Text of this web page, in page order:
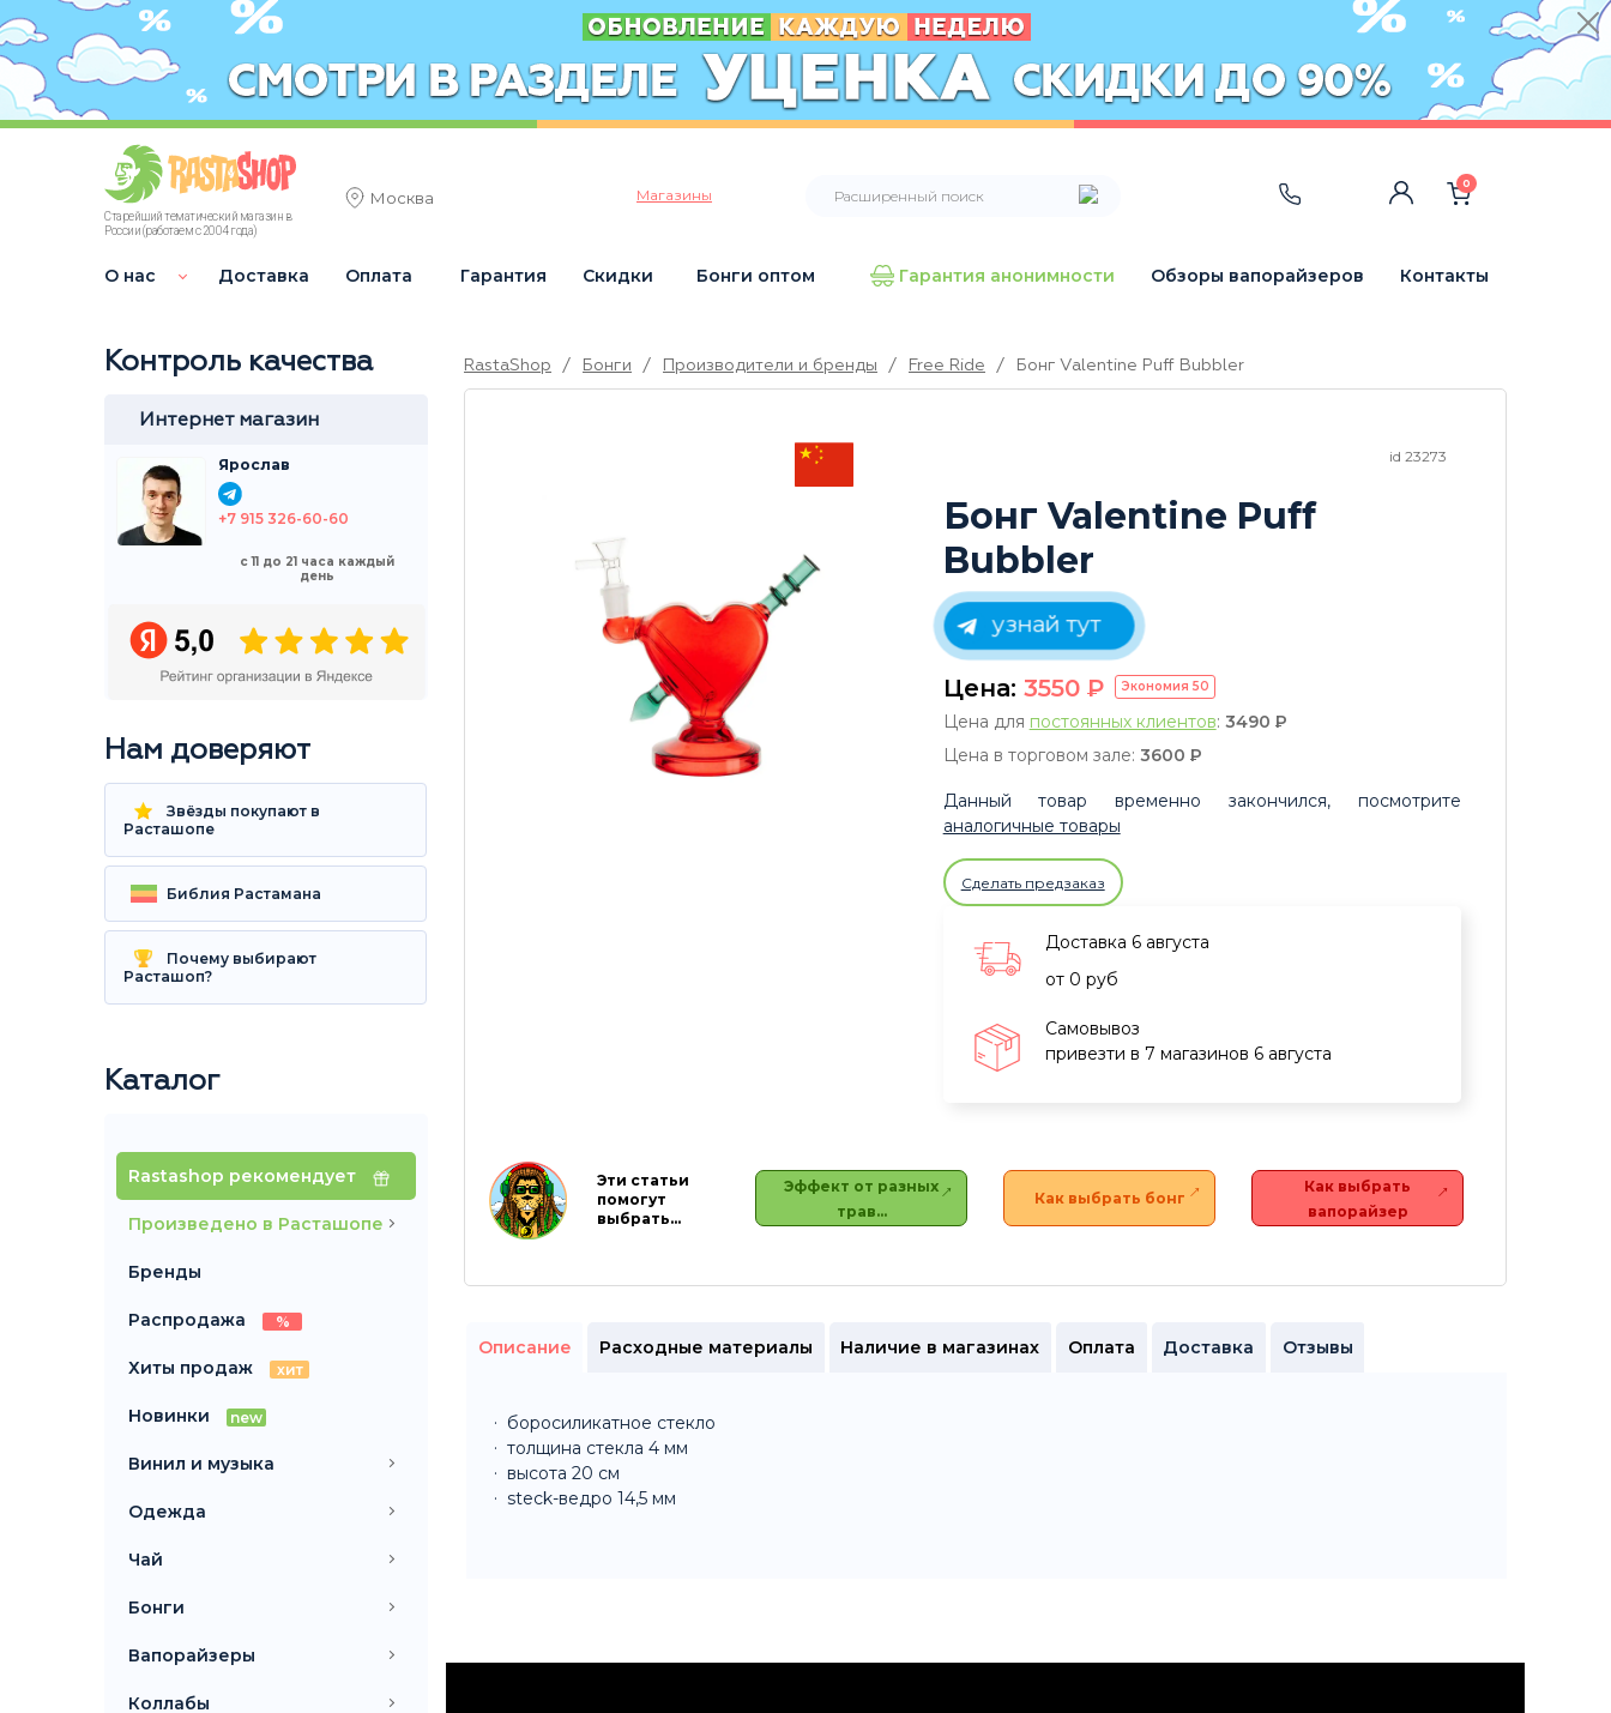
Старейший тематический магазин в
России (работаем с 2004 года)
Москва Магазины
0
О нас Доставка Оплата Гарантия Скидки Бонги оптом Гарантия анонимности Обзоры вапорайзеров Контакты
Контроль качества
Интернет магазин
Ярослав
+7 915 326-60-60
с 11 до 21 часа каждый
день
Нам доверяют
Звёзды покупают в
Расташопе
Библия Растамана
Почему выбирают
Расташоп?
Каталог
Rastashop рекомендует
Произведено в Расташопе
Бренды
Распродажа %
Хиты продаж хит
Новинки new
Винил и музыка
Одежда
Чай
Бонги
Вапорайзеры
Коллабы
RastaShop / Бонги / Производители и бренды / Free Ride / Бонг Valentine Puff Bubbler
id 23273
Бонг Valentine Puff
Bubbler
узнай тут
Цена: 3550 P Экономия 50
Цена для постоянных клиентов: 3490 P
Цена в торговом зале: 3600 P
Данный товар временно закончился, посмотрите
аналогичные товары
Сделать предзаказ
Доставка 6 августа
от 0 руб
Самовывоз
привезти в 7 магазинов 6 августа
Эти статьи
помогут
выбрать…
Эффект от разных
трав…
Как выбрать бонг
Как выбрать
вапорайзер
Описание
боросиликатное стекло
толщина стекла 4 мм
высота 20 см
steck-ведро 14,5 мм
Расходные материалы Наличие в магазинах Оплата Доставка Отзывы